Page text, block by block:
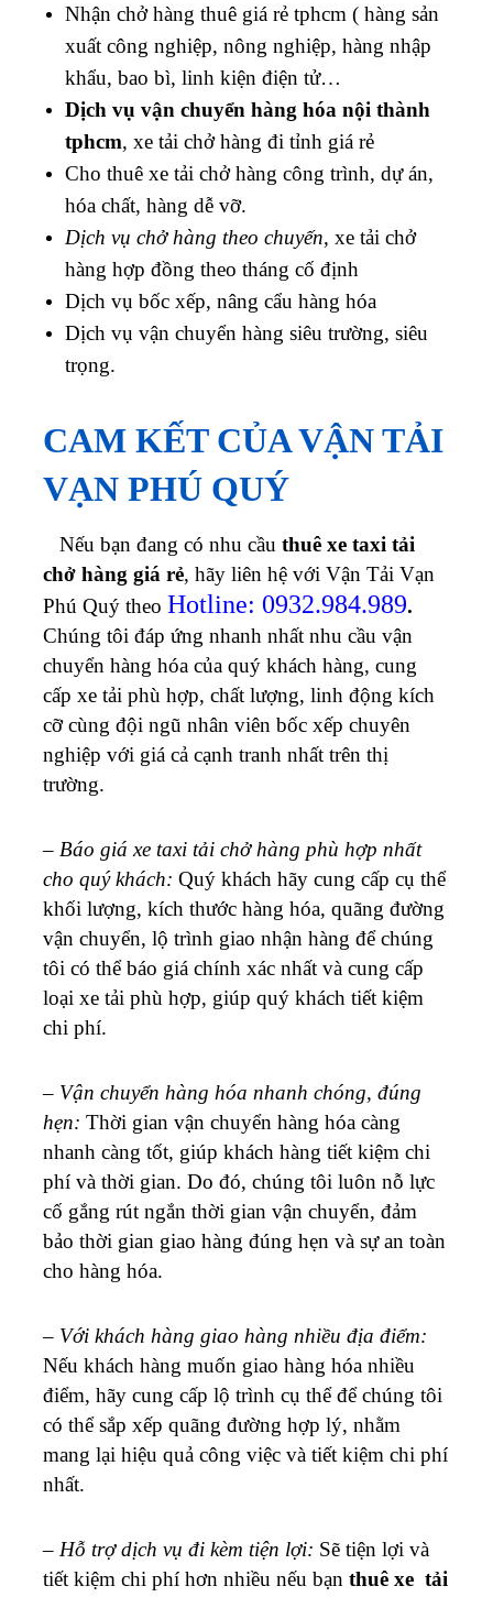
Nhận chở hàng thuê giá rẻ tphcm ( hàng sản
xuất công nghiệp, nông nghiệp, hàng nhập
khẩu, bao bì, linh kiện điện tử…
Dịch vụ vận chuyển hàng hóa nội thành
tphcm, xe tải chở hàng đi tỉnh giá rẻ
Cho thuê xe tải chở hàng công trình, dự án,
hóa chất, hàng dễ vỡ.
Dịch vụ chở hàng theo chuyến, xe tải chở
hàng hợp đồng theo tháng cố định
Dịch vụ bốc xếp, nâng cẩu hàng hóa
Dịch vụ vận chuyển hàng siêu trường, siêu
trọng.
CAM KẾT CỦA VẬN TẢI
VẠN PHÚ QUÝ
Nếu bạn đang có nhu cầu thuê xe taxi tải
chở hàng giá rẻ, hãy liên hệ với Vận Tải Vạn
Phú Quý theo Hotline: 0932.984.989.
Chúng tôi đáp ứng nhanh nhất nhu cầu vận
chuyển hàng hóa của quý khách hàng, cung
cấp xe tải phù hợp, chất lượng, linh động kích
cỡ cùng đội ngũ nhân viên bốc xếp chuyên
nghiệp với giá cả cạnh tranh nhất trên thị
trường.
– Báo giá xe taxi tải chở hàng phù hợp nhất
cho quý khách: Quý khách hãy cung cấp cụ thể
khối lượng, kích thước hàng hóa, quãng đường
vận chuyển, lộ trình giao nhận hàng để chúng
tôi có thể báo giá chính xác nhất và cung cấp
loại xe tải phù hợp, giúp quý khách tiết kiệm
chi phí.
– Vận chuyển hàng hóa nhanh chóng, đúng
hẹn: Thời gian vận chuyển hàng hóa càng
nhanh càng tốt, giúp khách hàng tiết kiệm chi
phí và thời gian. Do đó, chúng tôi luôn nỗ lực
cố gắng rút ngắn thời gian vận chuyển, đảm
bảo thời gian giao hàng đúng hẹn và sự an toàn
cho hàng hóa.
– Với khách hàng giao hàng nhiều địa điểm:
Nếu khách hàng muốn giao hàng hóa nhiều
điểm, hãy cung cấp lộ trình cụ thể để chúng tôi
có thể sắp xếp quãng đường hợp lý, nhằm
mang lại hiệu quả công việc và tiết kiệm chi phí
nhất.
– Hỗ trợ dịch vụ đi kèm tiện lợi: Sẽ tiện lợi và
tiết kiệm chi phí hơn nhiều nếu bạn thuê xe tải